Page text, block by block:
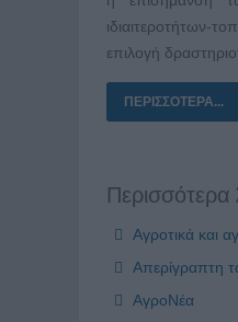
ιδιαιτεροτήτων-
επιλογή
ΠΕΡΙΣΣΌΤΕΡΑ...
Αγροτικά και
Απερίγραπτη
ΑγροΝέα